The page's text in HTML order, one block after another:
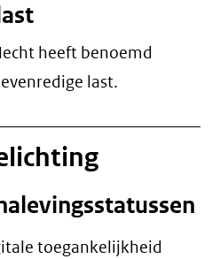
heeft benoemd
last.
toegankelijkheid